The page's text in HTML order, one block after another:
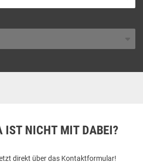
IST NICHT MIT DABEI?
direkt über das Kontaktformular!